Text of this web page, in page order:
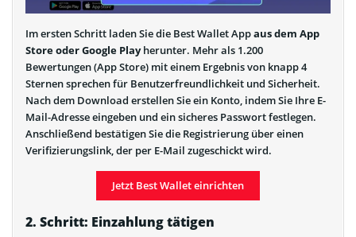
Im ersten Schritt laden Sie die Best Wallet Appaus dem App
Store oder Google Playherunter. Mehr als 1.200
Bewertungen (App Store) mit einem Ergebnis von knapp 4
Sternen sprechen für Benutzerfreundlichkeit und Sicherheit.
Nach dem Download erstellen Sie ein Konto, indem Sie Ihre E-
Mail-Adresse eingeben und ein sicheres Passwort festlegen.
Anschließend bestätigen Sie die Registrierung über einen
Verifizierungslink, der per E-Mail zugeschickt wird.
Jetzt Best Wallet einrichten
2. Schritt: Einzahlung tätigen